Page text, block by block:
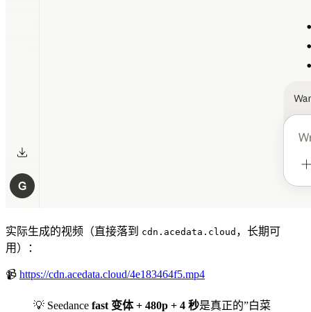
实际生成的视频（直接落到 cdn.acedata.cloud ，长期可
用）：
📹 https://cdn.acedata.cloud/4e183464f5.mp4
💡 Seedance fast 变体 + 480p + 4 秒是真正的”白菜